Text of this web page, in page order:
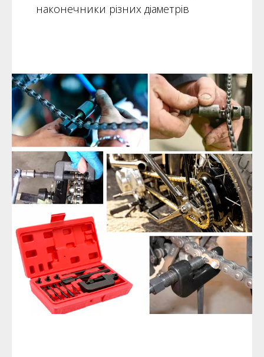
наконечники різних діаметрів